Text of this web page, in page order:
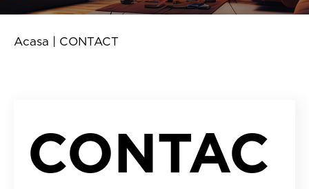
Acasa CONTACT
CONTAC